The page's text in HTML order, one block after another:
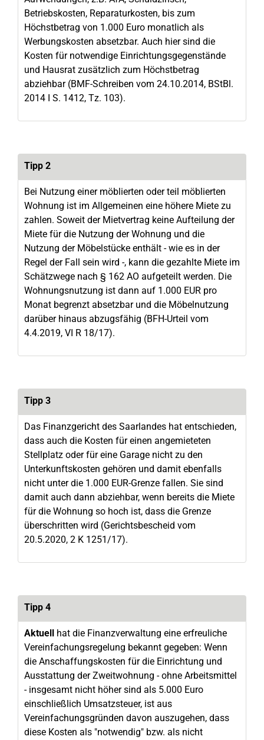
Betriebskosten, Reparaturkosten, bis zum
Höchstbetrag von 1.000 Euro monatlich als
Werbungskosten absetzbar. Auch hier sind die
Kosten für notwendige Einrichtungsgegenstände
und Hausrat zusätzlich zum Höchstbetrag
abziehbar (BMF-Schreiben vom 24.10.2014, BStBl.
2014 I S. 1412, Tz. 103).
Tipp 2
Bei Nutzung einer möblierten oder teil möblierten
Wohnung ist im Allgemeinen eine höhere Miete zu
zahlen. Soweit der Mietvertrag keine Aufteilung der
Miete für die Nutzung der Wohnung und die
Nutzung der Möbelstücke enthält - wie es in der
Regel der Fall sein wird -, kann die gezahlte Miete im
Schätzwege nach § 162 AO aufgeteilt werden. Die
Wohnungsnutzung ist dann auf 1.000 EUR pro
Monat begrenzt absetzbar und die Möbelnutzung
darüber hinaus abzugsfähig (BFH-Urteil vom
4.4.2019, VI R 18/17).
Tipp 3
Das Finanzgericht des Saarlandes hat entschieden,
dass auch die Kosten für einen angemieteten
Stellplatz oder für eine Garage nicht zu den
Unterkunftskosten gehören und damit ebenfalls
nicht unter die 1.000 EUR-Grenze fallen. Sie sind
damit auch dann abziehbar, wenn bereits die Miete
für die Wohnung so hoch ist, dass die Grenze
überschritten wird (Gerichtsbescheid vom
20.5.2020, 2 K 1251/17).
Tipp 4
Aktuell hat die Finanzverwaltung eine erfreuliche
Vereinfachungsregelung bekannt gegeben: Wenn
die Anschaffungskosten für die Einrichtung und
Ausstattung der Zweitwohnung - ohne Arbeitsmittel
- insgesamt nicht höher sind als 5.000 Euro
einschließlich Umsatzsteuer, ist aus
Vereinfachungsgründen davon auszugehen, dass
diese Kosten als "notwendig" bzw. als nicht